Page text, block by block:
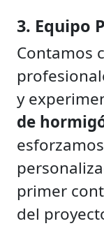
3. Equipo
Contamos
y
de
primer
del